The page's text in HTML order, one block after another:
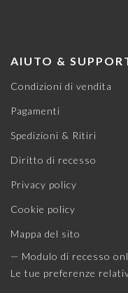
AIUTO &
Condizioni di vendita
Pagamenti
Spedizioni & Ritiri
Diritto di recesso
Privacy policy
Cookie policy
Mappa del sito
— Modulo di recesso
Le tue preferenze